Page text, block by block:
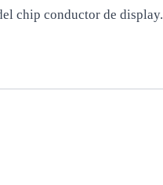
chip conductor de display.